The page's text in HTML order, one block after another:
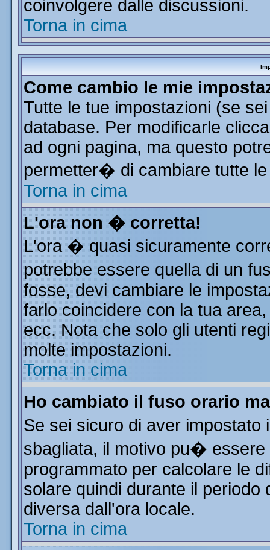
coinvolgere dalle discussioni.
Torna in cima
Come cambio le mie
Tutte le tue impostazioni (se
database. Per modificarle
ad ogni pagina, ma questo
permetter� di cambiare tutte
Torna in cima
L'ora non � corretta!
L'ora � quasi sicuramente
potrebbe essere quella di un
fosse, devi cambiare le
farlo coincidere con la tua
ecc. Nota che solo gli utenti
molte impostazioni.
Torna in cima
Ho cambiato il fuso orario
Se sei sicuro di aver
sbagliata, il motivo pu�
programmato per calcolare le
solare quindi durante il
diversa dall'ora locale.
Torna in cima